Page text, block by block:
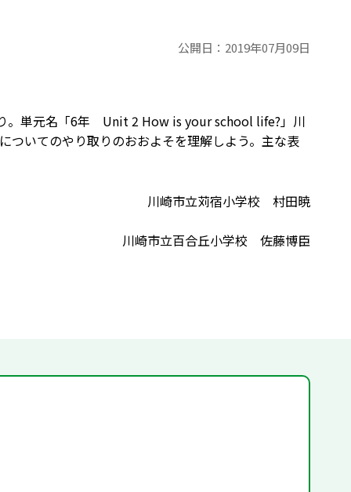
公開日： 2019年07月09日
。単元名「6年 Unit 2 How is your school life?」川
ついてのやり取りのおおよそを理解しよう。主な表
川崎市立苅宿小学校 村田暁
川崎市立百合丘小学校 佐藤博臣